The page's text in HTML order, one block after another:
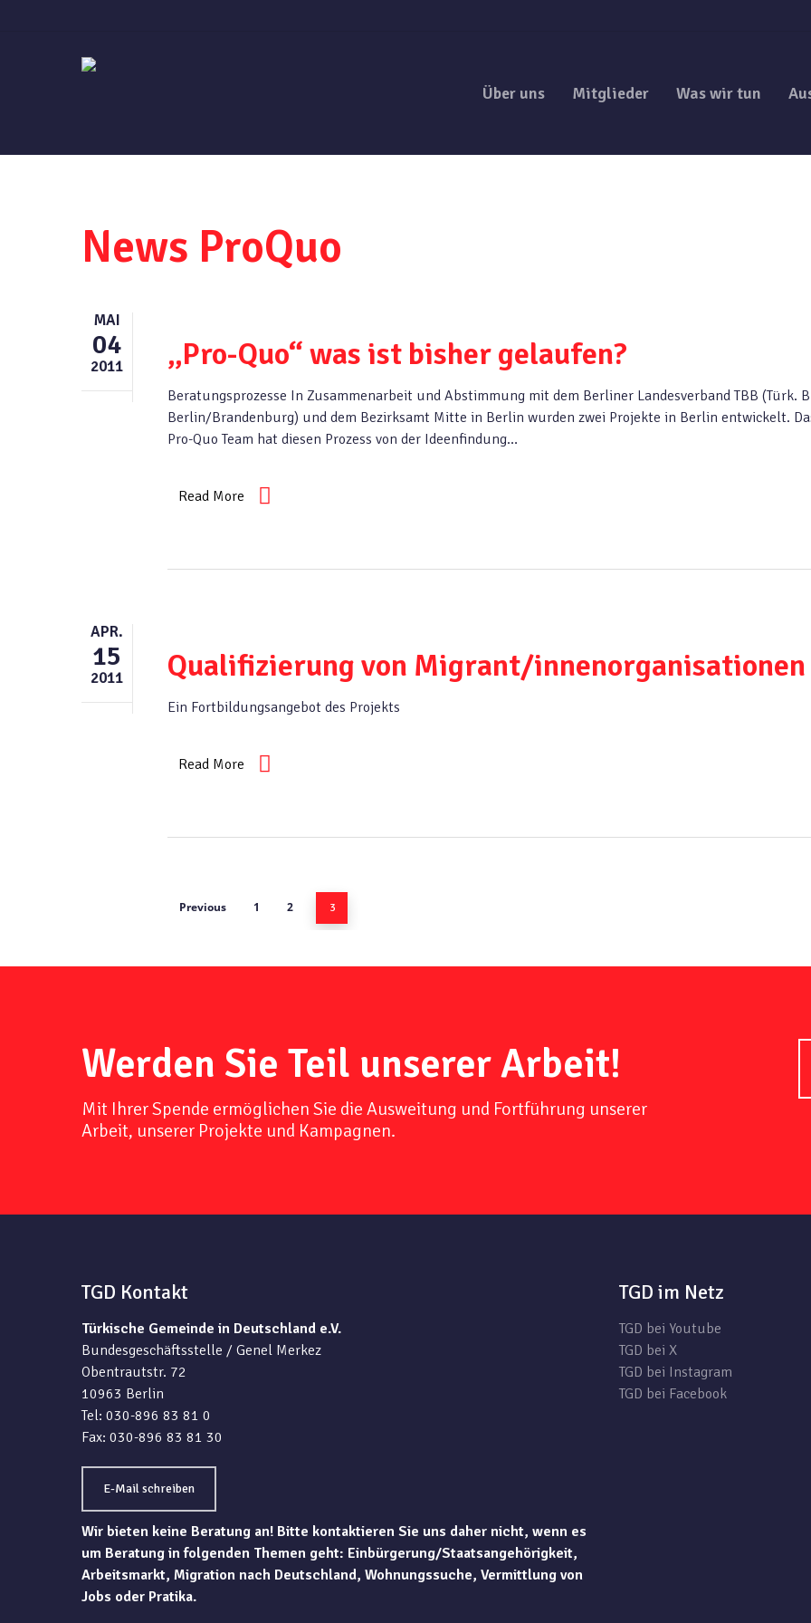
Über uns Mitglieder Was wir tun
News ProQuo
MAI
04
2011 „Pro-Quo“ was ist bisher gelaufen?
Beratungsprozesse In Zusammenarbeit und Abstimmung mit dem Berliner Landesverband TBB (Türk.
Berlin/Brandenburg) und dem Bezirksamt Mitte in Berlin wurden zwei Projekte in Berlin entwickelt.
Pro-Quo Team hat diesen Prozess von der Ideenfindung…
Read More
APR.
15
2011 Qualifizierung von Migrant/innenorganisationen
Ein Fortbildungsangebot des Projekts
Read More
Previous 1 2 3
Werden Sie Teil unserer Arbeit!
Mit Ihrer Spende ermöglichen Sie die Ausweitung und Fortführung unserer
Arbeit, unserer Projekte und Kampagnen.
TGD Kontakt
Türkische Gemeinde in Deutschland e.V.
Bundesgeschäftsstelle / Genel Merkez
Obentrautstr. 72
10963 Berlin
Tel: 030-896 83 81 0
Fax: 030-896 83 81 30
E-Mail schreiben
Wir bieten keine Beratung an! Bitte kontaktieren Sie uns daher nicht, wenn es
um Beratung in folgenden Themen geht: Einbürgerung/Staatsangehörigkeit,
Arbeitsmarkt, Migration nach Deutschland, Wohnungssuche, Vermittlung von
Jobs oder Pratika.
TGD im Netz
TGD bei Youtube
TGD bei X
TGD bei Instagram
TGD bei Facebook